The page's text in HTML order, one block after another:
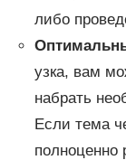
либо
узка, вам
набрать
Если тема
полноценно